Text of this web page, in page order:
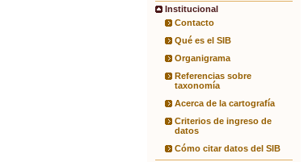
Institucional
Contacto
Qué es el SIB
Organigrama
Referencias sobre
taxonomía
Acerca de la cartografía
Criterios de ingreso de
datos
Cómo citar datos del SIB